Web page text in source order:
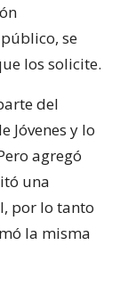
se
los solicite.
del
Jóvenes y lo
agregó
una
por lo tanto
la misma